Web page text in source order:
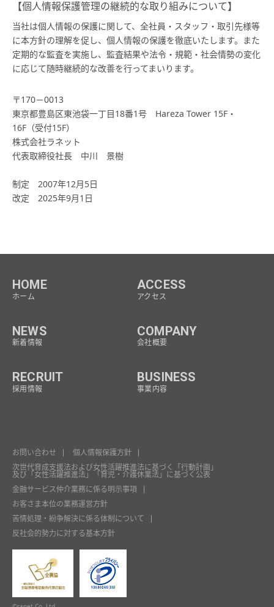
【個人情報保護管理の継続的な取り組みについて】
当社は個人情報の保護に関して、全社員・スタッフ・取引先様等
に本方針の理解を促し、個人情報の保護を徹底いたします。また
定期的な監査を実施し、監査結果や法令・規範・社会情勢の変化
に応じて随時継続的な改善を行ってまいります。
〒170－0013
東京都豊島区東池袋一丁目18番1号 Hareza Tower 15F・
16F（受付15F）
株式会社ラネット
代表取締役社長 中川 景樹
制定 2007年12月5日
改定 2025年9月1日
HOME
ホーム
ACCESS
アクセス
NEWS
新着情報
COMPANY
会社概要
RECRUIT
採用情報
BUSINESS
事業内容
お問い合わせ
個人情報保護方針
次世代育成支援法および女性活躍推進法に基づく「行動計画」
及び「女性活躍推進法」「育児・介護休業法」に基づく公表
金融サービス仲介業務に係る明示事項
お客さま本位の業務運営方針
苦情処理・紛争解決に係る体制について
反社会的勢力に対する基本方針